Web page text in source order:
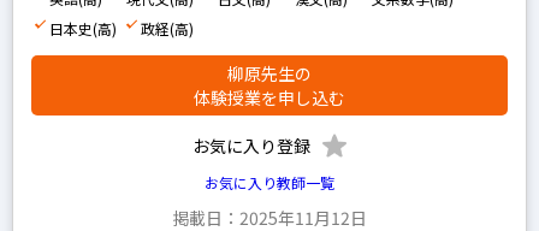
日本史(高)
政経(高)
柳原先生の
体験授業を申し込む
お気に入り登録
お気に入り教師一覧
掲載日：2025年11月12日